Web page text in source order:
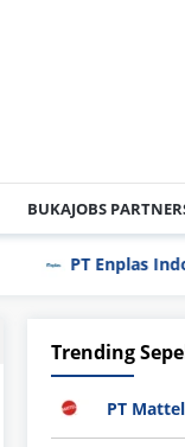
BUKAJOBS
PT Enplas Indonesia
Trending
PT